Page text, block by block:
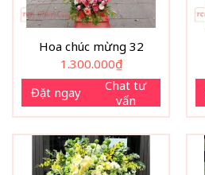
Hoa chúc mừng 32
1.300.000₫
Đặt ngay
Chat tư
vấn